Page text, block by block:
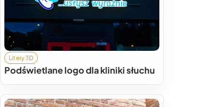
Litery 3D
Podświetlane logo dla kliniki słuchu